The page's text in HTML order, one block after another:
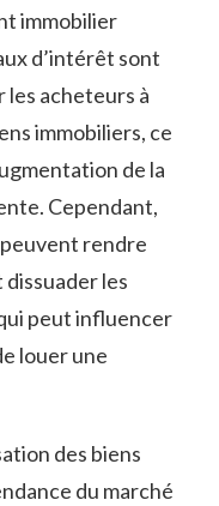
immobilier
d’intérêt sont
les acheteurs à
immobiliers, ce
de la
Cependant,
rendre
les⁢
peut⁣ influencer
‌louer une
des biens
du marché